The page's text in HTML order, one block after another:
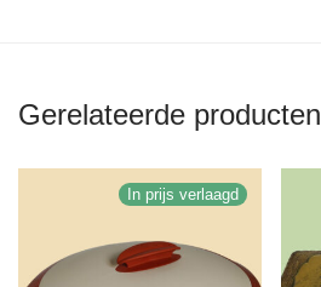
Gerelateerde producten
In prijs verlaagd